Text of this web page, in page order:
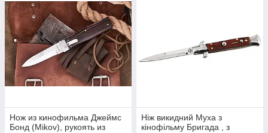
Нож из кинофильма Джеймс
Бонд (Mikov), рукоять из
Ніж викидний Муха з
кінофільму Бригада , з